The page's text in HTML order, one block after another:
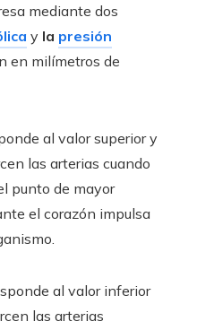
mediante dos
y la presión
en milímetros de
al valor superior y
las arterias cuando
punto de mayor
el corazón impulsa
al valor inferior
las arterias